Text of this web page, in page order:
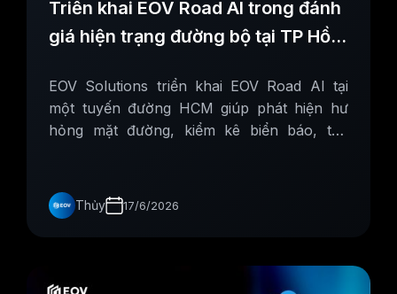
Triển khai EOV Road AI trong đánh
giá hiện trạng đường bộ tại TP Hồ
EOV Solutions triển khai EOV Road AI tại
một tuyến đường HCM giúp phát hiện hư
hỏng mặt đường, kiểm kê biển báo, tạo
Thủy 17/6/2026